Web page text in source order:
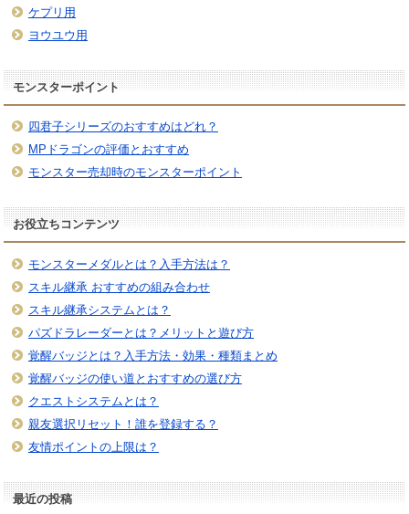
ケプリ用
ヨウユウ用
モンスターポイント
四君子シリーズのおすすめはどれ？
MPドラゴンの評価とおすすめ
モンスター売却時のモンスターポイント
お役立ちコンテンツ
モンスターメダルとは？入手方法は？
スキル継承 おすすめの組み合わせ
スキル継承システムとは？
パズドラレーダーとは？メリットと遊び方
覚醒バッジとは？入手方法・効果・種類まとめ
覚醒バッジの使い道とおすすめの選び方
クエストシステムとは？
親友選択リセット！誰を登録する？
友情ポイントの上限は？
最近の投稿